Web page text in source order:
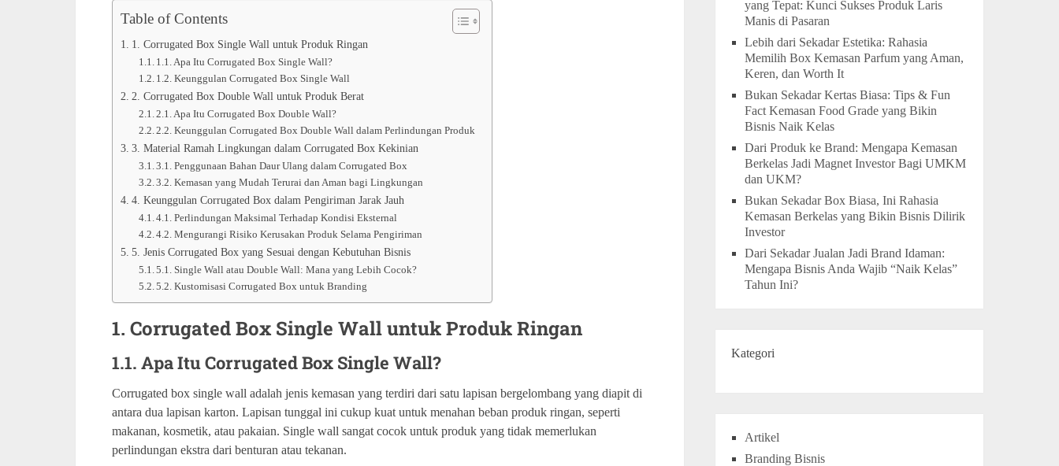
Table of Contents
1. Corrugated Box Single Wall untuk Produk Ringan
1.1. Apa Itu Corrugated Box Single Wall?
1.2. Keunggulan Corrugated Box Single Wall
2. Corrugated Box Double Wall untuk Produk Berat
2.1. Apa Itu Corrugated Box Double Wall?
2.2. Keunggulan Corrugated Box Double Wall dalam Perlindungan Produk
3. Material Ramah Lingkungan dalam Corrugated Box Kekinian
3.1. Penggunaan Bahan Daur Ulang dalam Corrugated Box
3.2. Kemasan yang Mudah Terurai dan Aman bagi Lingkungan
4. Keunggulan Corrugated Box dalam Pengiriman Jarak Jauh
4.1. Perlindungan Maksimal Terhadap Kondisi Eksternal
4.2. Mengurangi Risiko Kerusakan Produk Selama Pengiriman
5. Jenis Corrugated Box yang Sesuai dengan Kebutuhan Bisnis
5.1. Single Wall atau Double Wall: Mana yang Lebih Cocok?
5.2. Kustomisasi Corrugated Box untuk Branding
1. Corrugated Box Single Wall untuk Produk Ringan
1.1. Apa Itu Corrugated Box Single Wall?
Corrugated box single wall adalah jenis kemasan yang terdiri dari satu lapisan bergelombang yang diapit di
antara dua lapisan karton. Lapisan tunggal ini cukup kuat untuk menahan beban produk ringan, seperti
makanan, kosmetik, atau pakaian. Single wall sangat cocok untuk produk yang tidak memerlukan
perlindungan ekstra dari benturan atau tekanan.
yang Tepat: Kunci Sukses Produk Laris
Manis di Pasaran
Lebih dari Sekadar Estetika: Rahasia
Memilih Box Kemasan Parfum yang Aman,
Keren, dan Worth It
Bukan Sekadar Kertas Biasa: Tips & Fun
Fact Kemasan Food Grade yang Bikin
Bisnis Naik Kelas
Dari Produk ke Brand: Mengapa Kemasan
Berkelas Jadi Magnet Investor Bagi UMKM
dan UKM?
Bukan Sekadar Box Biasa, Ini Rahasia
Kemasan Berkelas yang Bikin Bisnis Dilirik
Investor
Dari Sekadar Jualan Jadi Brand Idaman:
Mengapa Bisnis Anda Wajib “Naik Kelas”
Tahun Ini?
Kategori
Artikel
Branding Bisnis